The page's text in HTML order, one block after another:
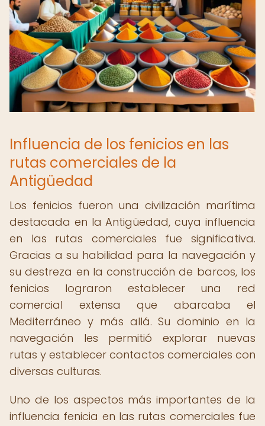
Influencia de los fenicios en las
rutas comerciales de la
Antigüedad
Los fenicios fueron una civilización marítima
destacada en la Antigüedad, cuya influencia
en las rutas comerciales fue significativa.
Gracias a su habilidad para la navegación y
su destreza en la construcción de barcos, los
fenicios lograron establecer una red
comercial extensa que abarcaba el
Mediterráneo y más allá. Su dominio en la
navegación les permitió explorar nuevas
rutas y establecer contactos comerciales con
diversas culturas.
Uno de los aspectos más importantes de la
influencia fenicia en las rutas comerciales fue